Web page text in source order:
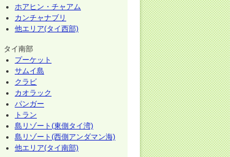
ホアヒン・チャアム
カンチャナブリ
他エリア(タイ西部)
タイ南部
プーケット
サムイ島
クラビ
カオラック
パンガー
トラン
島リゾート(東側タイ湾)
島リゾート(西側アンダマン海)
他エリア(タイ南部)